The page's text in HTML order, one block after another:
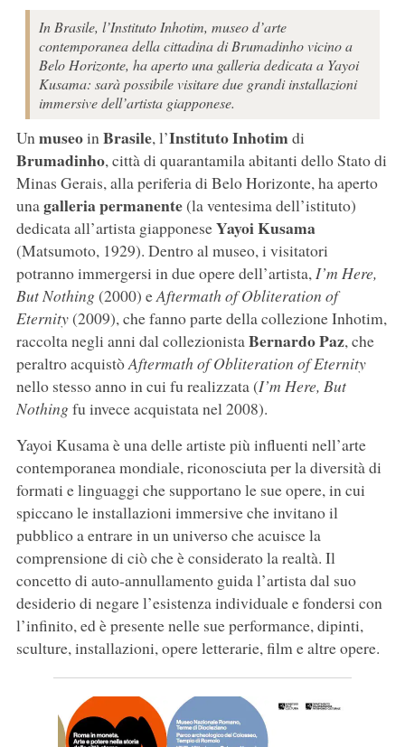
In Brasile, l’Instituto Inhotim, museo d’arte
contemporanea della cittadina di Brumadinho vicino a
Belo Horizonte, ha aperto una galleria dedicata a Yayoi
Kusama: sarà possibile visitare due grandi installazioni
immersive dell’artista giapponese.
UnmuseoinBrasile, l’Instituto Inhotimdi
Brumadinho, città di quarantamila abitanti dello Stato di
Minas Gerais, alla periferia di Belo Horizonte, ha aperto
unagalleria permanente(la ventesima dell’istituto)
dedicata all’artista giapponeseYayoi Kusama
(Matsumoto, 1929). Dentro al museo, i visitatori
potranno immergersi in due opere dell’artista,I’m Here,
But Nothing(2000) eAftermath of Obliteration of
Eternity(2009), che fanno parte della collezione Inhotim,
raccolta negli anni dal collezionistaBernardo Paz, che
peraltro acquistòAftermath of Obliteration of Eternity
nello stesso anno in cui fu realizzata (I’m Here, But
Nothingfu invece acquistata nel 2008).
Yayoi Kusama è una delle artiste più influenti nell’arte
contemporanea mondiale, riconosciuta per la diversità di
formati e linguaggi che supportano le sue opere, in cui
spiccano le installazioni immersive che invitano il
pubblico a entrare in un universo che acuisce la
comprensione di ciò che è considerato la realtà. Il
concetto di auto-annullamento guida l’artista dal suo
desiderio di negare l’esistenza individuale e fondersi con
l’infinito, ed è presente nelle sue performance, dipinti,
sculture, installazioni, opere letterarie, film e altre opere.